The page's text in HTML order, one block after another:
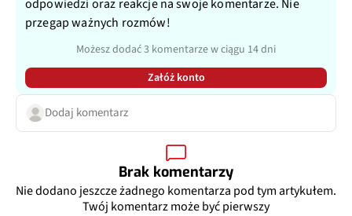
odpowiedzi oraz reakcje na swoje komentarze. Nie
przegap ważnych rozmów!
Możesz dodać 3 komentarze w ciągu 14 dni
Załóż konto
Dodaj komentarz
Brak komentarzy
Nie dodano jeszcze żadnego komentarza pod tym artykułem.
Twój komentarz może być pierwszy